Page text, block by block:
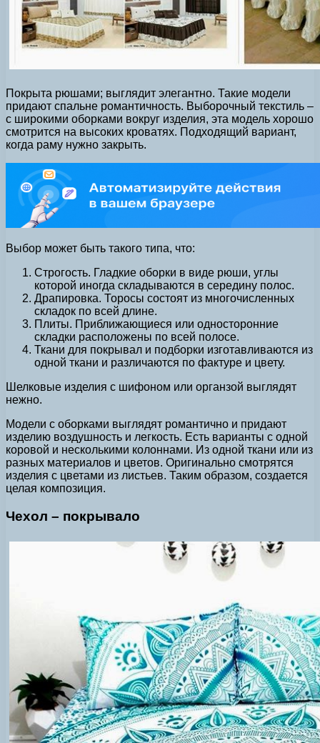
Покрыта рюшами; выглядит элегантно. Такие модели
придают спальне романтичность. Выборочный текстиль –
с широкими оборками вокруг изделия, эта модель хорошо
смотрится на высоких кроватях. Подходящий вариант,
когда раму нужно закрыть.
Выбор может быть такого типа, что:
Строгость. Гладкие оборки в виде рюши, углы
которой иногда складываются в середину полос.
Драпировка. Торосы состоят из многочисленных
складок по всей длине.
Плиты. Приближающиеся или односторонние
складки расположены по всей полосе.
Ткани для покрывал и подборки изготавливаются из
одной ткани и различаются по фактуре и цвету.
Шелковые изделия с шифоном или органзой выглядят
нежно.
Модели с оборками выглядят романтично и придают
изделию воздушность и легкость. Есть варианты с одной
коровой и несколькими колоннами. Из одной ткани или из
разных материалов и цветов. Оригинально смотрятся
изделия с цветами из листьев. Таким образом, создается
целая композиция.
Чехол – покрывало